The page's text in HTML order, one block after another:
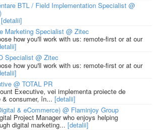
BTL / Field Implementation Specialist @
[detalii]
Marketing Specialist @ Zitec
how you'll work with us: remote-first or at our
Specialist @ Zitec
how you'll work with us: remote-first or at our
@ TOTAL PR
Executive, vei implementa proiecte de
& consumer, în... [detalii]
& eCommerce) @ Flaminjoy Group
Project Manager who enjoys helping
digital marketing... [detalii]